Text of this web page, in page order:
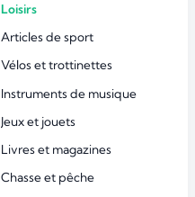
Loisirs
Articles de sport
Vélos et trottinettes
Instruments de musique
Jeux et jouets
Livres et magazines
Chasse et pêche